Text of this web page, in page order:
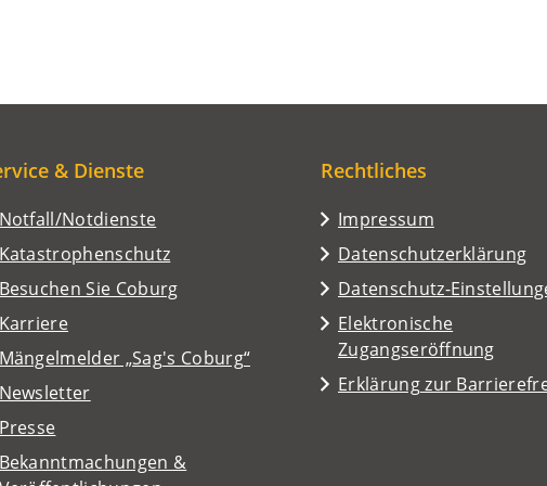
& Dienste
Notfall/Notdienste
Katastrophenschutz
Besuchen Sie Coburg
Karriere
Mängelmelder „Sag's Coburg“
Newsletter
Presse
Bekanntmachungen &
Rechtliches
Impressum
Datenschutzerklärung
Datenschutz-
Elektronische
Zugangseröffnung
Erklärung zur